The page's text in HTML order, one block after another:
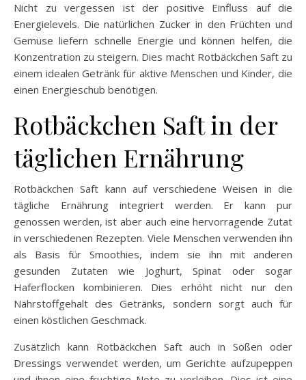
Nicht zu vergessen ist der positive Einfluss auf die
Energielevels. Die natürlichen Zucker in den Früchten und
Gemüse liefern schnelle Energie und können helfen, die
Konzentration zu steigern. Dies macht Rotbäckchen Saft zu
einem idealen Getränk für aktive Menschen und Kinder, die
einen Energieschub benötigen.
Rotbäckchen Saft in der
täglichen Ernährung
Rotbäckchen Saft kann auf verschiedene Weisen in die
tägliche Ernährung integriert werden. Er kann pur
genossen werden, ist aber auch eine hervorragende Zutat
in verschiedenen Rezepten. Viele Menschen verwenden ihn
als Basis für Smoothies, indem sie ihn mit anderen
gesunden Zutaten wie Joghurt, Spinat oder sogar
Haferflocken kombinieren. Dies erhöht nicht nur den
Nährstoffgehalt des Getränks, sondern sorgt auch für
einen köstlichen Geschmack.
Zusätzlich kann Rotbäckchen Saft auch in Soßen oder
Dressings verwendet werden, um Gerichte aufzupeppen